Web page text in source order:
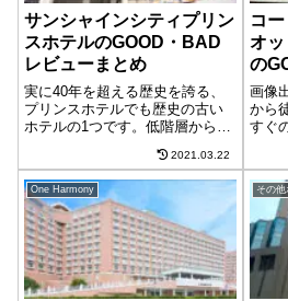
サンシャインシティプリン
スホテルのGOOD・BAD
レビューまとめ
実に40年を超える歴史を誇る、
プリンスホテルでも歴史の古い
ホテルの1つです。低階層から高
に客室を展開しています。池袋
のランドマークであるサンシャ
インシティ内にあるモンスター
ホテルです。「サンシャインシ
ティプリンス...
2021.03.22
コ
オ
の
まと
画像
から
すぐ
られ
分な
ラウ
ルで
One Harmony その